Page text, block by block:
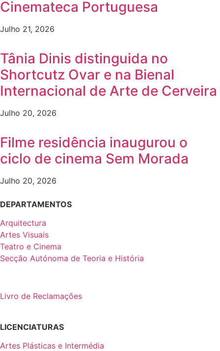
Cinemateca Portuguesa
Julho 21, 2026
Tânia Dinis distinguida no
Shortcutz Ovar e na Bienal
Internacional de Arte de Cerveira
Julho 20, 2026
Filme residência inaugurou o
ciclo de cinema Sem Morada
Julho 20, 2026
DEPARTAMENTOS
Arquitectura
Artes Visuais
Teatro e Cinema
Secção Autónoma de Teoria e História
Livro de Reclamações
LICENCIATURAS
Artes Plásticas e Intermédia